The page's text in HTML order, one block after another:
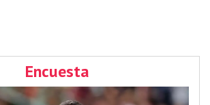
Encuesta